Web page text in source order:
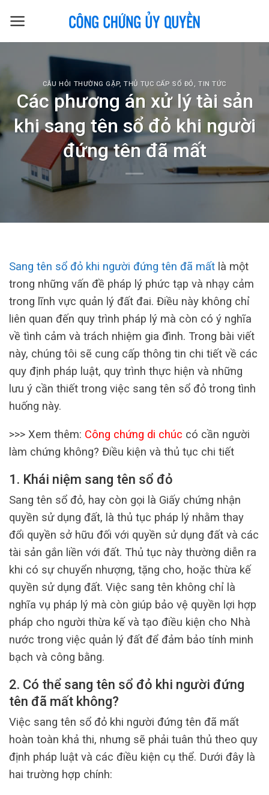
CÂU HỎI THƯỜNG GẶP,THỦ TỤC CẤP SỔ ĐỎ, TIN TỨC
Các phương án xử lý tài sản
khi sang tên sổ đỏ khi người
đứng tên đã mất
Sang tên sổ đỏ khi người đứng tên đã mất là một
trong những vấn đề pháp lý phức tạp và nhạy cảm
trong lĩnh vực quản lý đất đai. Điều này không chỉ
liên quan đến quy trình pháp lý mà còn có ý nghĩa
về tình cảm và trách nhiệm gia đình. Trong bài viết
này, chúng tôi sẽ cung cấp thông tin chi tiết về các
quy định pháp luật, quy trình thực hiện và những
lưu ý cần thiết trong việc sang tên sổ đỏ trong tình
huống này.
>>> Xem thêm: Công chứng di chúc có cần người
làm chứng không? Điều kiện và thủ tục chi tiết
1. Khái niệm sang tên sổ đỏ
Sang tên sổ đỏ, hay còn gọi là Giấy chứng nhận
quyền sử dụng đất, là thủ tục pháp lý nhằm thay
đổi quyền sở hữu đối với quyền sử dụng đất và các
tài sản gắn liền với đất. Thủ tục này thường diễn ra
khi có sự chuyển nhượng, tặng cho, hoặc thừa kế
quyền sử dụng đất. Việc sang tên không chỉ là
nghĩa vụ pháp lý mà còn giúp bảo vệ quyền lợi hợp
pháp cho người thừa kế và tạo điều kiện cho Nhà
nước trong việc quản lý đất để đảm bảo tính minh
bạch và công bằng.
2. Có thể sang tên sổ đỏ khi người đứng
tên đã mất không?
Việc sang tên sổ đỏ khi người đứng tên đã mất
hoàn toàn khả thi, nhưng sẽ phải tuân thủ theo quy
định pháp luật và các điều kiện cụ thể. Dưới đây là
hai trường hợp chính: